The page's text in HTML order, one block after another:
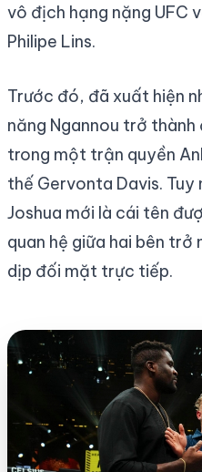
vô địch hạng nặng UFC
Philipe Lins.
Trước đó, đã xuất hiện
năng Ngannou trở thành
trong một trận quyền
thế Gervonta Davis.
Joshua mới là cái tên
quan hệ giữa hai bên trở
dịp đối mặt trực tiếp.